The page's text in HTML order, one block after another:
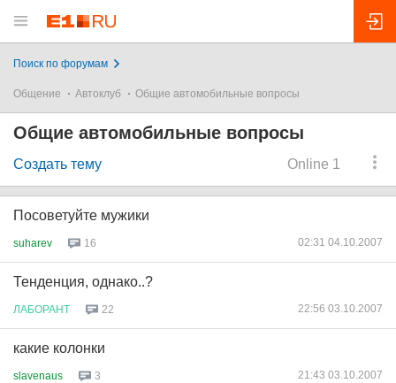
Поиск по форумам
Общение Автоклуб Общие автомобильные вопросы
Общие автомобильные вопросы
Online 1
Создать тему
Посоветуйте мужики
suharev 16 02:31 04.10.2007
Тенденция, однако..?
ЛАБОРАНТ 22 22:56 03.10.2007
какие колонки
slavenaus 3 21:43 03.10.2007